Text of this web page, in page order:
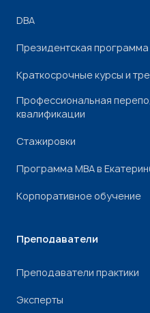
DBA
Президентская программа
Краткосрочные курсы и
Профессиональная
квалификации
Стажировки
Программа МВА в
Корпоративное обучение
Преподаватели
Преподаватели практики
Эксперты